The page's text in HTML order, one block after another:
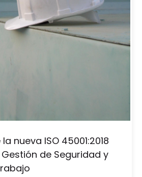
nueva ISO 45001:2018
de Seguridad y